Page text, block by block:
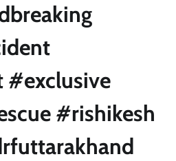
#exclusive
#rishikesh